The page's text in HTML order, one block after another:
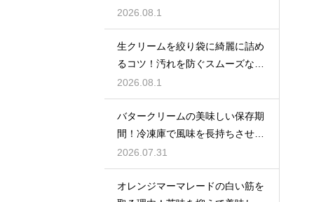
しい種類を紹介
2026.08.1
生クリームを絞り袋に綺麗に詰め
るコツ！汚れを防ぐスムーズな入
れ方
2026.08.1
バタークリームの美味しい保存期
間！冷凍庫で風味を長持ちさせる
コツ
2026.07.31
オレンジマーマレードの白い筋を